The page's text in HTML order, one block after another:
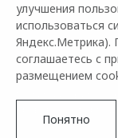
Горячая линия
© 2026 АГАТ
улучшения
использоваться
Яндекс.Метрика).
соглашаетесь с
размещением
Понятно